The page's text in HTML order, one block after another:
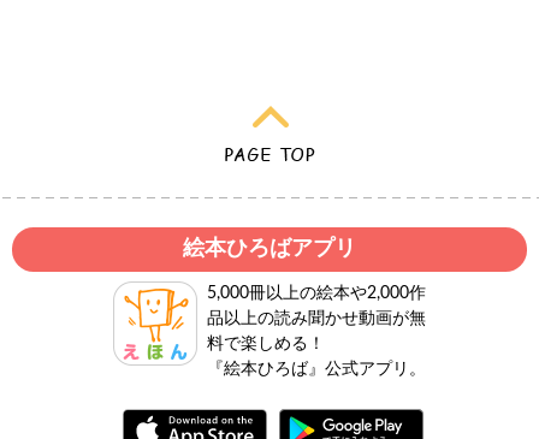
絵本ひろばアプリ
5,000冊以上の絵本や2,000作
品以上の読み聞かせ動画が無
料で楽しめる！
『絵本ひろば』公式アプリ。